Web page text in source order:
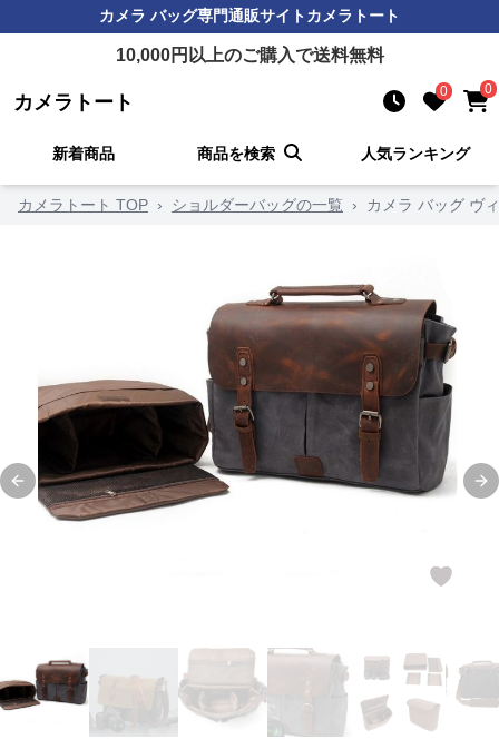
カメラ バッグ専門通販サイトカメラトート
10,000円以上のご購入で送料無料
カメラトート 0 0
新着商品 商品を検索 人気ランキング
カメラトート TOP › ショルダーバッグの一覧 › カメラ バッグ ヴ
Previous slide